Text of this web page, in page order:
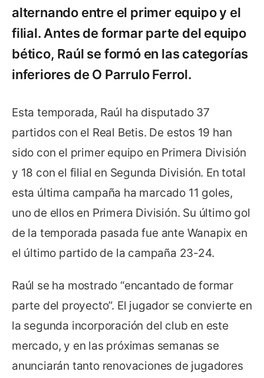
alternando entre el primer equipo y el
filial. Antes de formar parte del equipo
bético, Raúl se formó en las categorías
inferiores de O Parrulo Ferrol.
Esta temporada, Raúl ha disputado 37
partidos con el Real Betis. De estos 19 han
sido con el primer equipo en Primera División
y 18 con el filial en Segunda División. En total
esta última campaña ha marcado 11 goles,
uno de ellos en Primera División. Su último gol
de la temporada pasada fue ante Wanapix en
el último partido de la campaña 23-24.
Raúl se ha mostrado “encantado de formar
parte del proyecto”. El jugador se convierte en
la segunda incorporación del club en este
mercado, y en las próximas semanas se
anunciarán tanto renovaciones de jugadores